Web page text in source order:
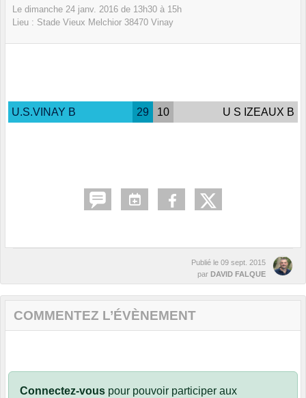
Le dimanche 24 janv. 2016 de 13h30 à 15h
Lieu : Stade Vieux Melchior 38470 Vinay
U.S.VINAY B 29 10 U S IZEAUX B
Publié le 09 sept. 2015
par DAVID FALQUE
COMMENTEZ L’ÉVÈNEMENT
Connectez-vous pour pouvoir participer aux